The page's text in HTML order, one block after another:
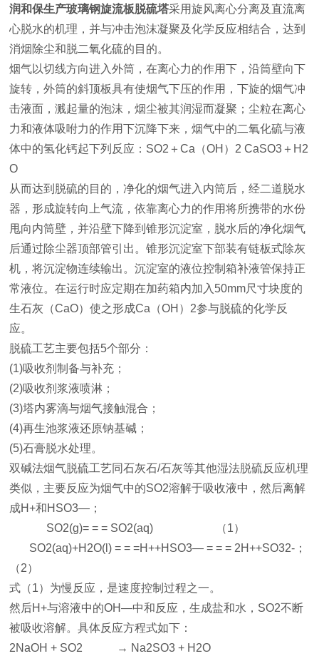
润和保生产玻璃钢旋流板脱硫塔采用旋风离心分离及直流离
心脱水的机理，并与冲击泡沫凝聚及化学反应相结合，达到
消烟除尘和脱二氧化硫的目的。
烟气以切线方向进入外筒，在离心力的作用下，沿筒壁向下
旋转，外筒的斜顶板具有使烟气下压的作用，下旋的烟气冲
击液面，溅起量的泡沫，烟尘被其润湿而凝聚；尘粒在离心
力和液体吸咐力的作用下沉降下来，烟气中的二氧化硫与液
体中的氢化钙起下列反应：SO2＋Ca（OH）2 CaSO3＋H2
O
从而达到脱硫的目的，净化的烟气进入内筒后，经二道脱水
器，形成旋转向上气流，依靠离心力的作用将所携带的水份
甩向内筒壁，并沿壁下降到锥形沉淀室，脱水后的净化烟气
后通过除尘器顶部管引出。锥形沉淀室下部装有链板式除灰
机，将沉淀物连续输出。沉淀室的液位控制箱补液管保持正
常液位。在运行时应定期在加药箱内加入50mm尺寸块度的
生石灰（CaO）使之形成Ca（OH）2参与脱硫的化学反
应。
脱硫工艺主要包括5个部分：
(1)吸收剂制备与补充；
(2)吸收剂浆液喷淋；
(3)塔内雾滴与烟气接触混合；
(4)再生池浆液还原钠基碱；
(5)石膏脱水处理。
双碱法烟气脱硫工艺同石灰石/石灰等其他湿法脱硫反应机理
类似，主要反应为烟气中的SO2溶解于吸收液中，然后离解
成H+和HSO3—；
SO2(g)= = = SO2(aq) （1）
SO2(aq)+H2O(l) = = =H++HSO3— = = = 2H++SO32-；
（2）
式（1）为慢反应，是速度控制过程之一。
然后H+与溶液中的OH—中和反应，生成盐和水，SO2不断
被吸收溶解。具体反应方程式如下：
2NaOH + SO2 → Na2SO3 + H2O